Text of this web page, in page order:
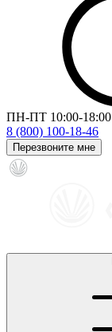
ПН-ПТ 10:00-18:00
8 (800) 100-18-46
Перезвоните мне